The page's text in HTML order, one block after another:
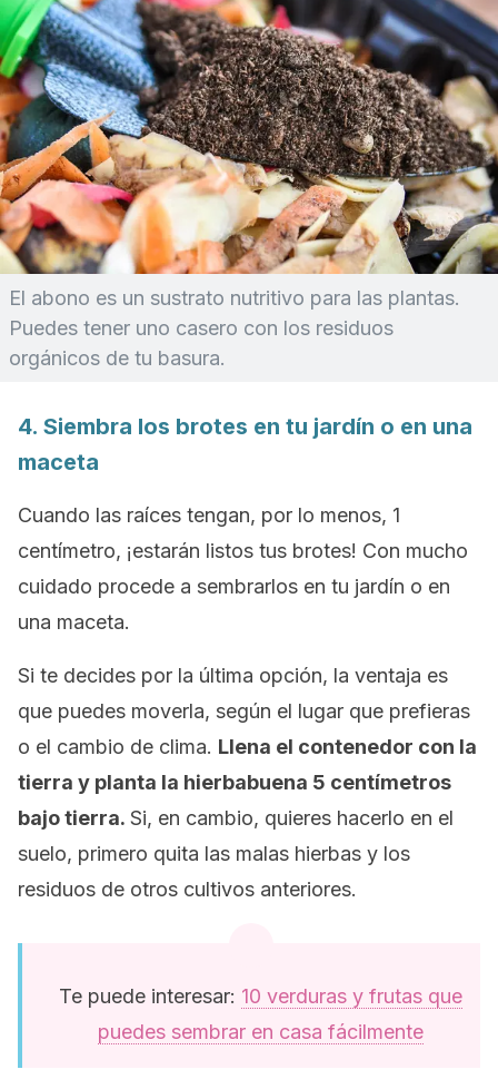
El abono es un sustrato nutritivo para las plantas.
Puedes tener uno casero con los residuos
orgánicos de tu basura.
4. Siembra los brotes en tu jardín o en una
maceta
Cuando las raíces tengan, por lo menos, 1
centímetro, ¡estarán listos tus brotes! Con mucho
cuidado procede a sembrarlos en tu jardín o en
una maceta.
Si te decides por la última opción, la ventaja es
que puedes moverla, según el lugar que prefieras
o el cambio de clima. Llena el contenedor con la
tierra y planta la hierbabuena 5 centímetros
bajo tierra. Si, en cambio, quieres hacerlo en el
suelo, primero quita las malas hierbas y los
residuos de otros cultivos anteriores.
Te puede interesar: 10 verduras y frutas que
puedes sembrar en casa fácilmente